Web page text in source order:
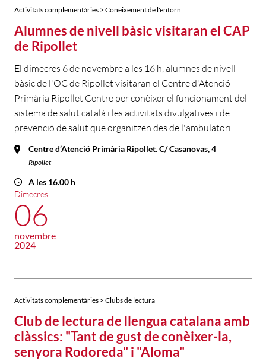
Activitats complementàries > Coneixement de l'entorn
Alumnes de nivell bàsic visitaran el CAP
de Ripollet
El dimecres 6 de novembre a les 16 h, alumnes de nivell
bàsic de l'OC de Ripollet visitaran el Centre d'Atenció
Primària Ripollet Centre per conèixer el funcionament del
sistema de salut català i les activitats divulgatives i de
prevenció de salut que organitzen des de l'ambulatori.
Centre d’Atenció Primària Ripollet. C/ Casanovas, 4
Ripollet
A les 16.00 h
Dimecres
06
novembre
2024
Activitats complementàries > Clubs de lectura
Club de lectura de llengua catalana amb
clàssics: "Tant de gust de conèixer-la,
senyora Rodoreda" i "Aloma"